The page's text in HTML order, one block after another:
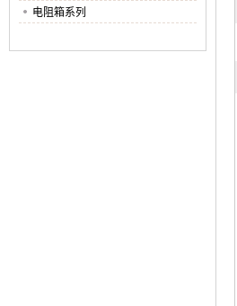
电阻箱系列